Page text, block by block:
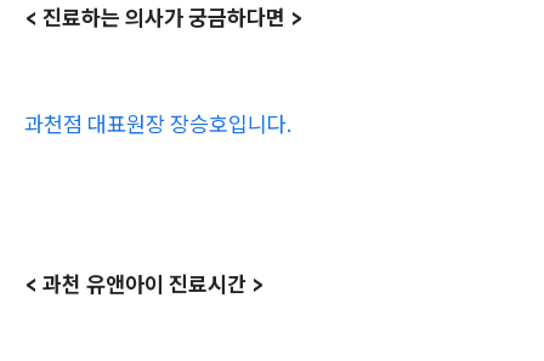
< 진료하는 의사가 궁금하다면 >
과천점 대표원장 장승호입니다.
< 과천 유앤아이 진료시간 >